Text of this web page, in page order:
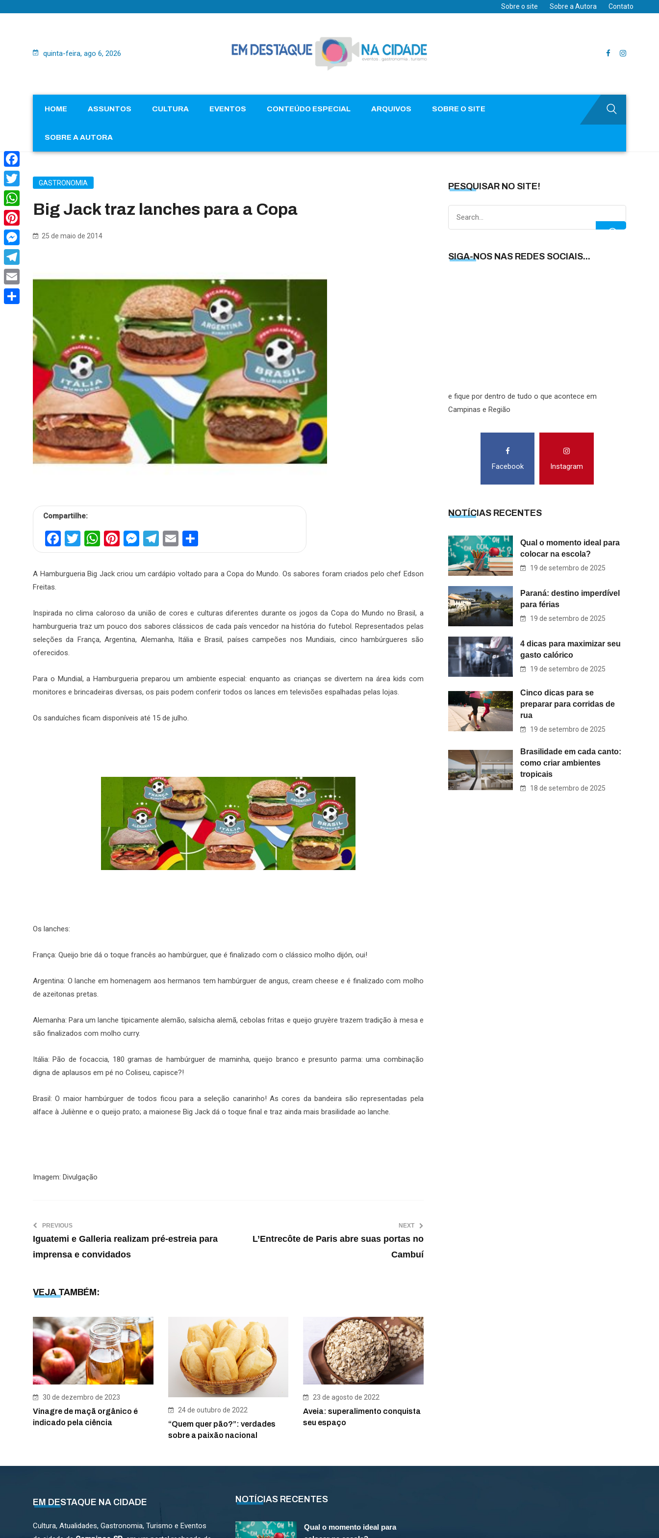
Sobre o site Sobre a Autora Contato
quinta-feira, ago 6, 2026
HOME ASSUNTOS CULTURA EVENTOS CONTEÚDO ESPECIAL ARQUIVOS SOBRE O SITE
SOBRE A AUTORA
GASTRONOMIA
Big Jack traz lanches para a Copa
25 de maio de 2014
Compartilhe:
Facebook
Twitter
WhatsApp
Pinterest
Messenger
Telegram
Email
A Hamburgueria Big Jack criou um cardápio voltado para a Copa do Mundo. Os sabores foram criados pelo chef Edson
Freitas.
Inspirada no clima caloroso da união de cores e culturas diferentes durante os jogos da Copa do Mundo no Brasil, a
hamburgueria traz um pouco dos sabores clássicos de cada país vencedor na história do futebol. Representados pelas
seleções da França, Argentina, Alemanha, Itália e Brasil, países campeões nos Mundiais, cinco hambúrgueres são
oferecidos.
Para o Mundial, a Hamburgueria preparou um ambiente especial: enquanto as crianças se divertem na área kids com
monitores e brincadeiras diversas, os pais podem conferir todos os lances em televisões espalhadas pelas lojas.
Os sanduíches ficam disponíveis até 15 de julho.
Os lanches:
França: Queijo brie dá o toque francês ao hambúrguer, que é finalizado com o clássico molho dijón, oui!
Argentina: O lanche em homenagem aos hermanos tem hambúrguer de angus, cream cheese e é finalizado com molho
de azeitonas pretas.
Alemanha: Para um lanche tipicamente alemão, salsicha alemã, cebolas fritas e queijo gruyère trazem tradição à mesa e
são finalizados com molho curry.
Itália: Pão de focaccia, 180 gramas de hambúrguer de maminha, queijo branco e presunto parma: uma combinação
digna de aplausos em pé no Coliseu, capisce?!
Brasil: O maior hambúrguer de todos ficou para a seleção canarinho! As cores da bandeira são representadas pela
alface à Juliènne e o queijo prato; a maionese Big Jack dá o toque final e traz ainda mais brasilidade ao lanche.
Imagem: Divulgação
PREVIOUS
Iguatemi e Galleria realizam pré-estreia para
imprensa e convidados
NEXT
L’Entrecôte de Paris abre suas portas no
Cambuí
VEJA TAMBÉM:
30 de dezembro de 2023
Vinagre de maçã orgânico é
indicado pela ciência
24 de outubro de 2022
“Quem quer pão?”: verdades
sobre a paixão nacional
23 de agosto de 2022
Aveia: superalimento conquista
seu espaço
PESQUISAR NO SITE!
SIGA-NOS NAS REDES SOCIAIS...
e fique por dentro de tudo o que acontece em
Campinas e Região
Facebook Instagram
NOTÍCIAS RECENTES
Qual o momento ideal para
colocar na escola?
19 de setembro de 2025
Paraná: destino imperdível
para férias
19 de setembro de 2025
4 dicas para maximizar seu
gasto calórico
19 de setembro de 2025
Cinco dicas para se
preparar para corridas de
rua
19 de setembro de 2025
Brasilidade em cada canto:
como criar ambientes
tropicais
18 de setembro de 2025
EM DESTAQUE NA CIDADE
Cultura, Atualidades, Gastronomia, Turismo e Eventos
NOTÍCIAS RECENTES
Qual o momento ideal para
Facebook
Twitter
WhatsApp
Pinterest
Messenger
Telegram
Email